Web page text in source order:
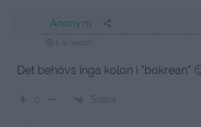
Anonym
Det behövs inga kolon i ”bokrean”
Svara